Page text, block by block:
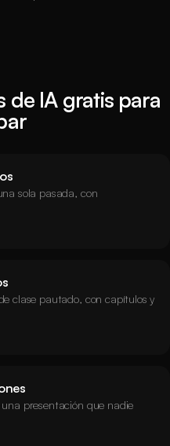
de IA gratis para
sola pasada, con
clase pautado, con capítulos y
presentación que nadie